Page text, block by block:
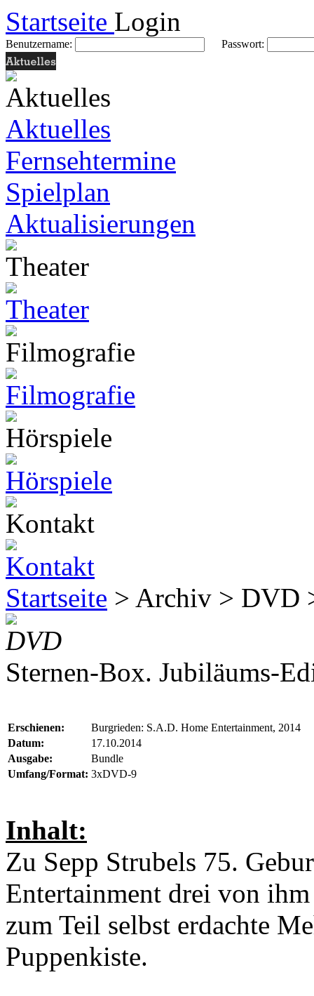
Startseite Login
Benutzername: Passwort:
Aktuelles
Fernsehtermine
Spielplan
Aktualisierungen
Startseite > Archiv > DVD
DVD
Sternen-Box. Jubiläums-
Erschienen:
Burgrieden: S.A.D. Home Entertainment, 2014
Datum:
17.10.2014
Ausgabe:
Bundle
Umfang/Format: 3xDVD-9
Inhalt:
Zu Sepp Strubels 75.
Entertainment drei von
zum Teil selbst erdachte
Puppenkiste.